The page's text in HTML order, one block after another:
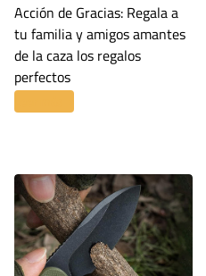
Acción de Gracias: Regala a
tu familia y amigos amantes
de la caza los regalos
perfectos